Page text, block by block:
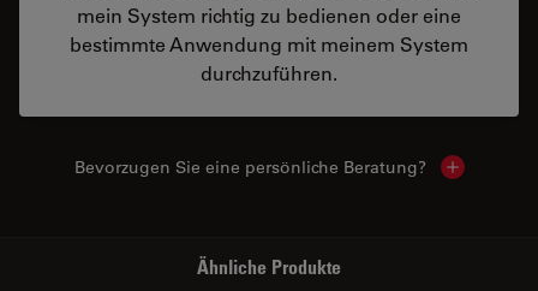
mein System richtig zu bedienen oder eine
bestimmte Anwendung mit meinem System
durchzuführen.
Bevorzugen Sie eine persönliche Beratung? Show
Ähnliche Produkte